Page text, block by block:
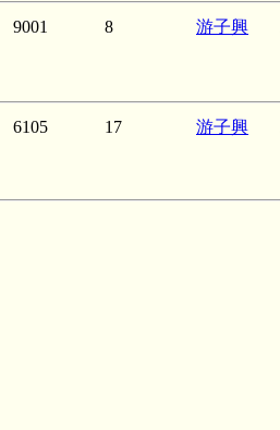
9001 8 游子興
6105 17 游子興